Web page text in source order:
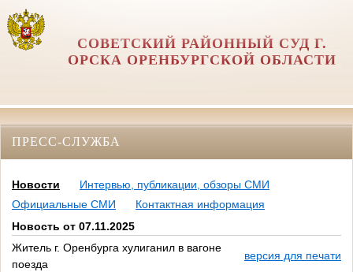
СОВЕТСКИЙ РАЙОННЫЙ СУД Г.
ОРСКА ОРЕНБУРГСКОЙ ОБЛАСТИ
ПРЕСС-СЛУЖБА
Новости
Интервью, публикации, обзоры СМИ
Официальные СМИ
Контактная информация
Новость от 07.11.2025
Житель г. Оренбурга хулиганил в вагоне
поезда
версия для печати